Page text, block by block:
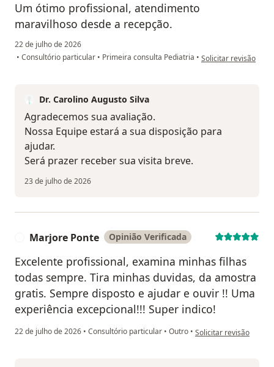
Um ótimo profissional, atendimento
maravilhoso desde a recepção.
22 de julho de 2026
• Consultório particular • Primeira consulta Pediatria • na opinião do
Solicitar revisão
Dr. Carolino Augusto Silva
Agradecemos sua avaliação.
Nossa Equipe estará a sua disposição para
ajudar.
Será prazer receber sua visita breve.
23 de julho de 2026
Marjore Ponte Opinião Verificada
Excelente profissional, examina minhas filhas
todas sempre. Tira minhas duvidas, da amostra
gratis. Sempre disposto e ajudar e ouvir !! Uma
experiência excepcional!!! Super indico!
22 de julho de 2026 • Consultório particular • Outro • na opinião do
Solicitar revisão